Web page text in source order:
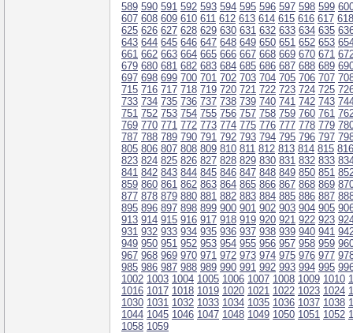
589 590 591 592 593 594 595 596 597 598 599
607 608 609 610 611 612 613 614 615 616 617 618
625 626 627 628 629 630 631 632 633 634 635
643 644 645 646 647 648 649 650 651 652 653
661 662 663 664 665 666 667 668 669 670 671
679 680 681 682 683 684 685 686 687 688 689
697 698 699 700 701 702 703 704 705 706 707
715 716 717 718 719 720 721 722 723 724 725
733 734 735 736 737 738 739 740 741 742 743
751 752 753 754 755 756 757 758 759 760 761
769 770 771 772 773 774 775 776 777 778 779
787 788 789 790 791 792 793 794 795 796 797
805 806 807 808 809 810 811 812 813 814 815 816
823 824 825 826 827 828 829 830 831 832 833
841 842 843 844 845 846 847 848 849 850 851
859 860 861 862 863 864 865 866 867 868 869
877 878 879 880 881 882 883 884 885 886 887
895 896 897 898 899 900 901 902 903 904 905
913 914 915 916 917 918 919 920 921 922 923
931 932 933 934 935 936 937 938 939 940 941
949 950 951 952 953 954 955 956 957 958 959
967 968 969 970 971 972 973 974 975 976 977
985 986 987 988 989 990 991 992 993 994 995
1002 1003 1004 1005 1006 1007 1008 1009 1010
1016 1017 1018 1019 1020 1021 1022 1023 1024
1030 1031 1032 1033 1034 1035 1036 1037 1038
1044 1045 1046 1047 1048 1049 1050 1051 1052
1058 1059